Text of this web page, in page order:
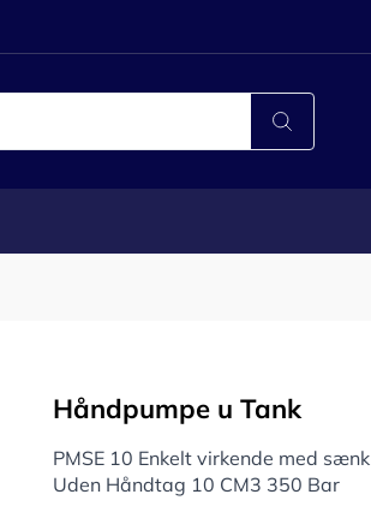
Håndpumpe u Tank
PMSE 10 Enkelt virkende med sænk
Uden Håndtag 10 CM3 350 Bar